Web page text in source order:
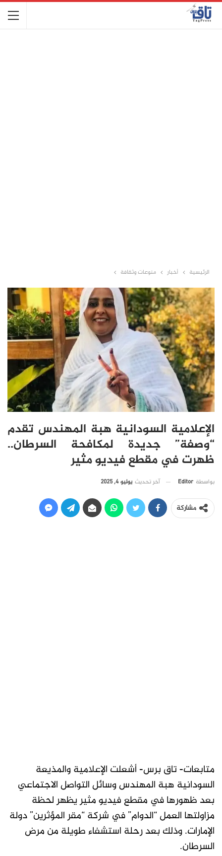
الرئيسية أخبار منوعات وثقافة
الإعلامية السودانية هبة المهندس تقدم
“وصفة” جديدة لمكافحة السرطان..
ظهرت في مقطع فيديو مثير
بواسطة Editor آخر تحديث يوليو 4, 2025
مشاركة
متابعات- تاق برس- أشعلت الإعلامية والمذيعة
السودانية هبة المهندس وسائل التواصل الاجتماعي
بعد ظهورها في مقطع فيديو مثير يظهر لحظة
مزاولتها العمل “الدوام” في شركة “مقر المؤثرين” دولة
الإمارات. وذلك بعد رحلة استشفاء طويلة من مرض
السرطان.